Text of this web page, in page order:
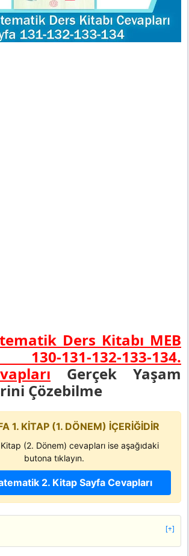
Ders Kitabı MEB
130-131-132-133-134.
Gerçek Yaşam
Çözebilme
1. KİTAP (1. DÖNEM) İÇERİĞİDİR
Kitap (2. Dönem) cevapları ise aşağıdaki
butona tıklayın.
2. Kitap Sayfa Cevapları
[+]
Ders Kitabı Sayfa 130 Cevapları 1.